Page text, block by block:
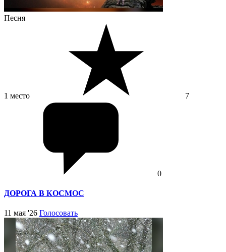
Песня
1 место 7
0
ДОРОГА В КОСМОС
11 мая '26 Голосовать